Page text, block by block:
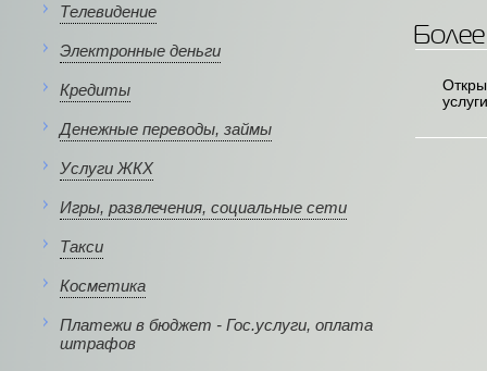
Телевидение
Электронные деньги
Кредиты
Денежные переводы, займы
Услуги ЖКХ
Игры, развлечения, социальные сети
Такси
Косметика
Платежи в бюджет - Гос.услуги, оплата
штрафов